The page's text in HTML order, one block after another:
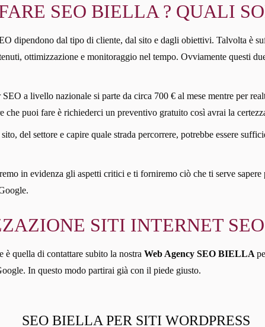
SEO BIELLA ? QUALI
dipendono dal tipo di cliente, dal sito e dagli obiettivi. Talvolta è
ottimizzazione e monitoraggio nel tempo. Ovviamente questi
a livello nazionale si parte da circa 700 € al mese mentre per
puoi fare è richiederci un preventivo gratuito così avrai la
del settore e capire quale strada percorrere, potrebbe essere
in evidenza gli aspetti critici e ti forniremo ciò che ti serve
SITI INTERNET
è quella di contattare subito la nostra Web Agency SEO BIELLA
In questo modo partirai già con il piede giusto.
SEO BIELLA PER SITI WORDPRESS